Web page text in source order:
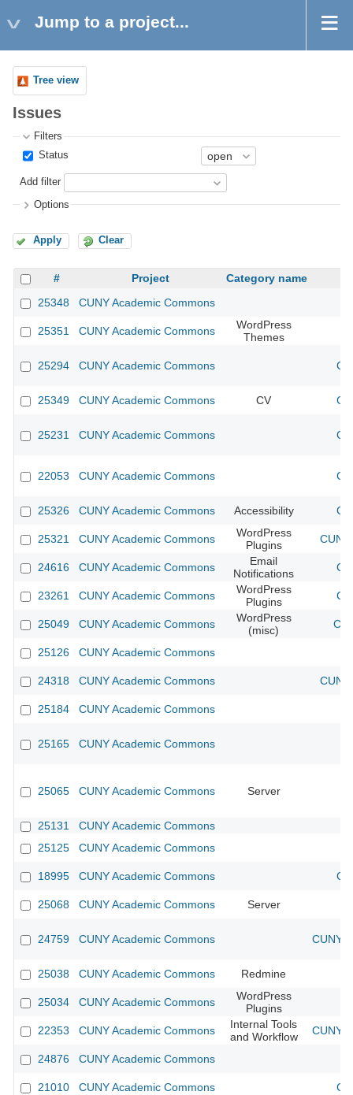
Jump to a project...
Tree view
Issues
Filters
Status
Add filter
Options
Apply Clear
# Project
Category name
25348
CUNY Academic Commons
25351 CUNY Academic Commons
WordPress
Themes
25294 CUNY Academic Commons
25349 CUNY Academic Commons CV
25231 CUNY Academic Commons
22053 CUNY Academic Commons
25326 CUNY Academic Commons Accessibility
25321 CUNY Academic Commons
WordPress
Plugins
24616 CUNY Academic Commons
Email
Notifications
23261 CUNY Academic Commons
WordPress
Plugins
25049 CUNY Academic Commons
WordPress
(misc)
25126 CUNY Academic Commons
24318 CUNY Academic Commons
25184 CUNY Academic Commons
25165 CUNY Academic Commons
25065 CUNY Academic Commons Server
25131
CUNY Academic Commons
25125
CUNY Academic Commons
18995 CUNY Academic Commons
25068 CUNY Academic Commons Server
24759 CUNY Academic Commons CUNY
25038 CUNY Academic Commons Redmine
25034 CUNY Academic Commons
WordPress
Plugins
22353
CUNY Academic Commons
Internal Tools
and Workflow
CUNY
24876 CUNY Academic Commons
21010 CUNY Academic Commons